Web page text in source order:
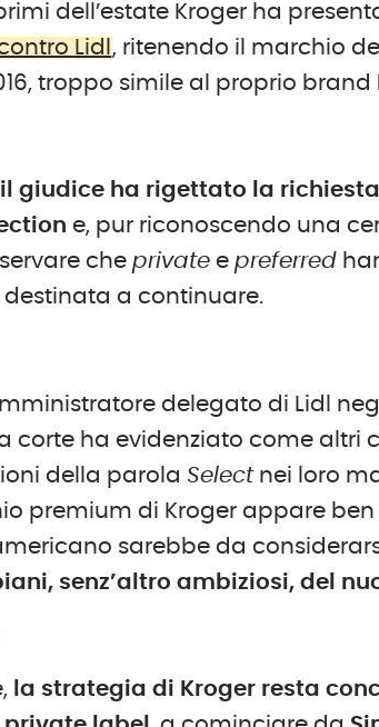
dell’estate Kroger ha
Lidl , ritenendo il marchio
troppo simile al proprio brand
il giudice ha rigettato la
e, pur riconoscendo una
cheprivate epreferred
a continuare.
delegato di Lidl
corte ha evidenziato come altri
della parola Selectnei loro
premium di Kroger appare
sarebbe da
senz’altro ambiziosi, del
la strategia di Kroger resta